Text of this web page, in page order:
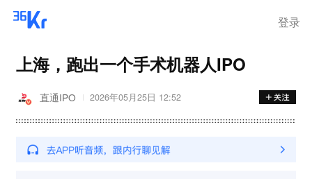
登录
上海，跑出一个手术机器人IPO
直通IPO 2026年05月25日 12:52